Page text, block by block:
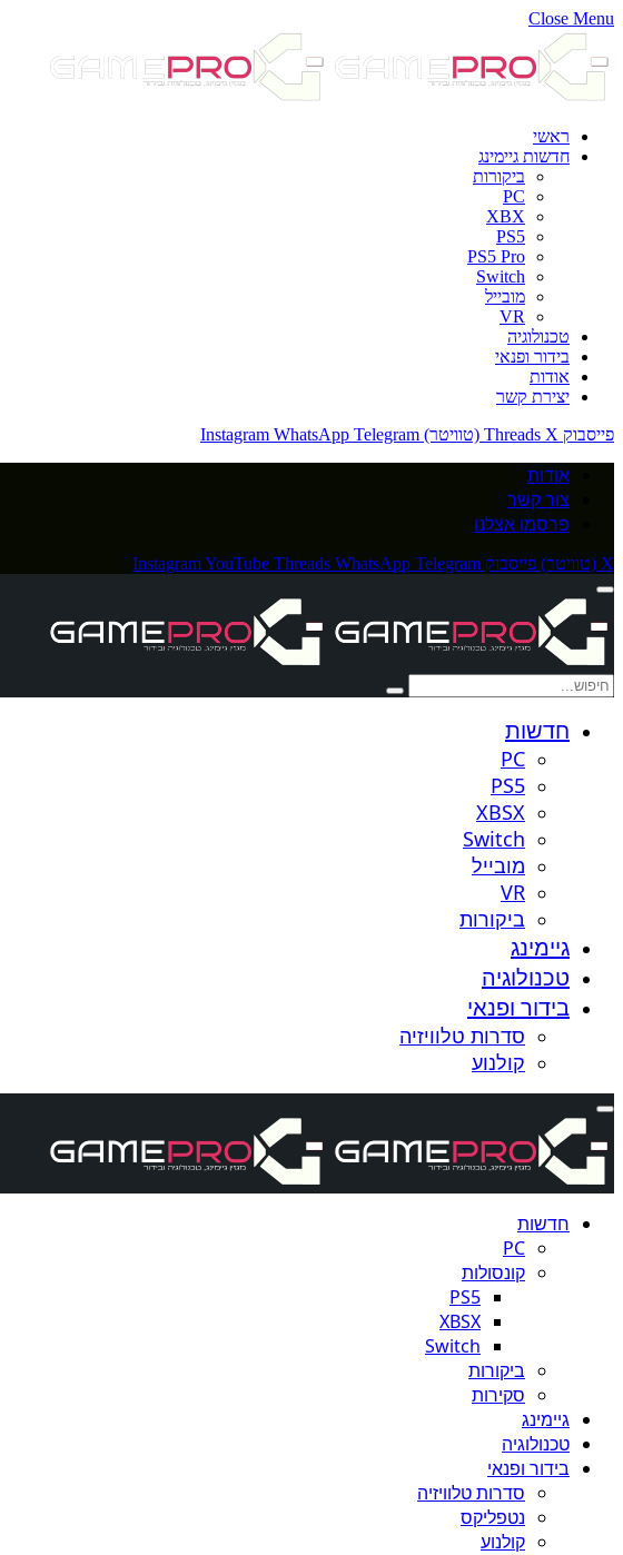
Close Menu
ראשי
חדשות גיימינג
ביקורות
PC
XBX
PS5
PS5 Pro
Switch
מובייל
VR
טכנולוגיה
בידור ופנאי
אודות
יצירת קשר
פייסבוק
Threads X (טוויטר) Instagram WhatsApp Telegram
אודות
צור קשר
פרסמו אצלנו
X (טוויטר) פייסבוק InstagramYouTube Threads WhatsApp Telegram
חדשות
PC
PS5
XBSX
Switch
מובייל
VR
ביקורות
גיימינג
טכנולוגיה
בידור ופנאי
סדרות טלוויזיה
קולנוע
חדשות
PC
קונסולות
PS5
XBSX
Switch
ביקורות
סקירות
גיימינג
טכנולוגיה
בידור ופנאי
סדרות טלוויזיה
נטפליקס
קולנוע